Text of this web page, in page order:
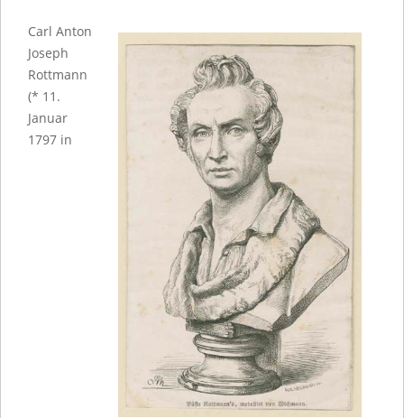
Carl Anton
Joseph
Rottmann
(* 11.
Januar
1797 in